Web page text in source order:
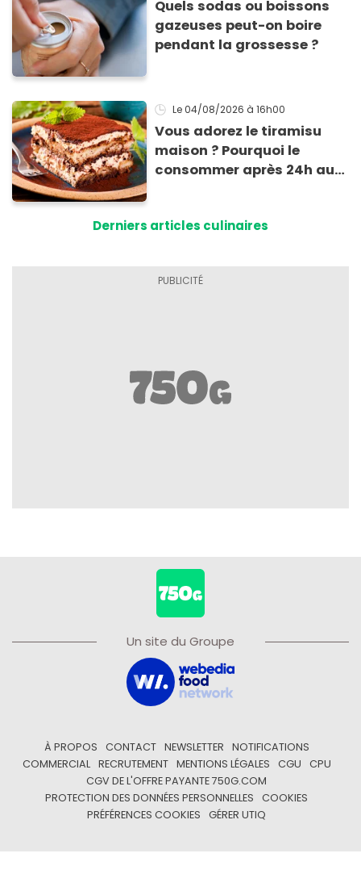
Quels sodas ou boissons
gazeuses peut-on boire
pendant la grossesse ?
Le 04/08/2026 à 16h00
Vous adorez le tiramisu
maison ? Pourquoi le
consommer après 24h au
Derniers articles culinaires
Un site du Groupe
À PROPOS CONTACT NEWSLETTER
NOTIFICATIONS
COMMERCIAL
RECRUTEMENT MENTIONS LÉGALES CGU
CPU
CGV DE L'OFFRE PAYANTE 750G.COM
PROTECTION DES DONNÉES PERSONNELLES
COOKIES
PRÉFÉRENCES COOKIES
GÉRER UTIQ